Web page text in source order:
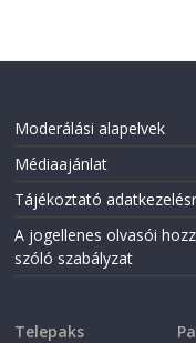
Moderálási alapelvek
Médiaajánlat
Tájékoztató
A jogellenes olvasói
szóló szabályzat
Telepaks